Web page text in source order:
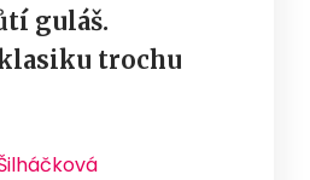
guláš.
trochu